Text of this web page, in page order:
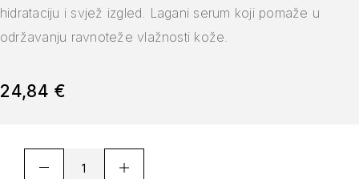
hidrataciju i svjež izgled. Lagani serum koji pomaže u
održavanju ravnoteže vlažnosti kože.
24,84 €